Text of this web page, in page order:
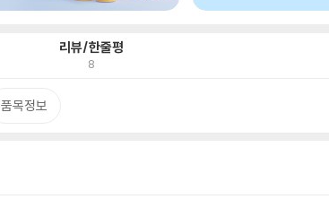
리뷰/한줄평
8
품목정보